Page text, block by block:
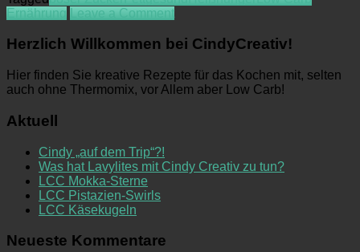
–
das
Macht
Fett
Ernährung Leave a Commenton
„Böse
–
stimmt
Herzlich Willkommen bei CindyCreativ!
Hier finden Sie kreative Rezepte für das Kochen mit, selten
auch ohne Thermomix, vor Allem aber Low Carb!
Aktuell
Cindy „auf dem Trip“?!
Was hat Lavylites mit Cindy Creativ zu tun?
LCC Mokka-Sterne
LCC Pistazien-Swirls
LCC Käsekugeln
Neueste Kommentare